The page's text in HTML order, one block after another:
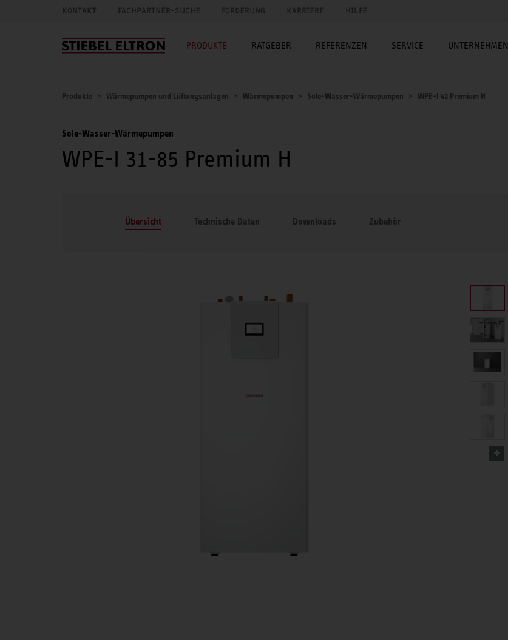
KONTAKT FACHPARTNER-SUCHE FÖRDERUNG KARRIERE HILFE
PRODUKTE RATGEBER REFERENZEN SERVICE UNTERNEHMEN
Produkte Wärmepumpen und Lüftungsanlagen Wärmepumpen Sole-Wasser-Wärmepumpen WPE-I 42 Premium H
Sole-Wasser-Wärmepumpen
WPE-I 31-85 Premium H
Übersicht Technische Daten Downloads Zubehör